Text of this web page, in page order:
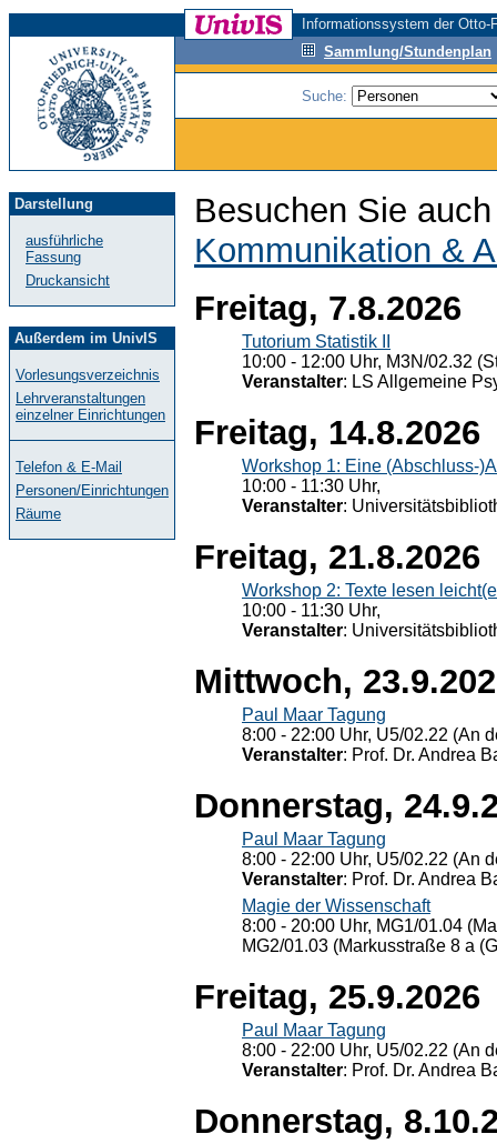
Informationssystem der
Sammlung/Stundenplan
Suche:
Darstellung
ausführliche
Fassung
Druckansicht
Außerdem im UnivIS
Vorlesungsverzeichnis
Lehrveranstaltungen
einzelner Einrichtungen
Telefon & E-Mail
Personen/Einrichtungen
Räume
Besuchen Sie
Kommunikation &
Freitag, 7.8.2026
Tutorium Statistik II
10:00 - 12:00 Uhr, M3N/02.32
Veranstalter: LS Allgemeine
Freitag, 14.8.2026
Workshop 1: Eine (Abschluss-
10:00 - 11:30 Uhr,
Veranstalter:
Freitag, 21.8.2026
Workshop 2: Texte lesen
10:00 - 11:30 Uhr,
Veranstalter:
Mittwoch,
Paul Maar Tagung
8:00 - 22:00 Uhr, U5/02.22 (An
Veranstalter: Prof. Dr. Andrea
Donnerstag,
Paul Maar Tagung
8:00 - 22:00 Uhr, U5/02.22 (An
Veranstalter: Prof. Dr. Andrea
Magie der Wissenschaft
8:00 - 20:00 Uhr, MG1/01.04
MG2/01.03 (Markusstraße 8 a
Freitag, 25.9.2026
Paul Maar Tagung
8:00 - 22:00 Uhr, U5/02.22 (An
Veranstalter: Prof. Dr. Andrea
Donnerstag,